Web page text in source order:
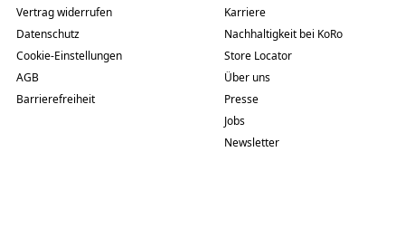
Vertrag widerrufen
Datenschutz
Cookie-Einstellungen
AGB
Barrierefreiheit
Karriere
Nachhaltigkeit bei KoRo
Store Locator
Über uns
Presse
Jobs
Newsletter